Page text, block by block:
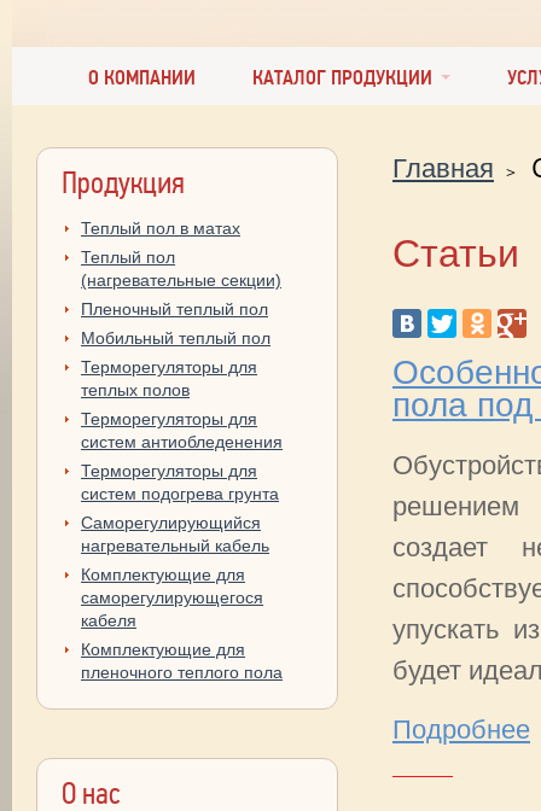
О КОМПАНИИ КАТАЛОГ ПРОДУКЦИИ
Продукция
Теплый пол в матах
Теплый пол
(нагревательные секции)
Пленочный теплый пол
Мобильный теплый пол
Терморегуляторы для
теплых полов
Терморегуляторы для
систем антиобледенения
Терморегуляторы для
систем подогрева грунта
Саморегулирующийся
нагревательный кабель
Комплектующие для
саморегулирующегося
кабеля
Комплектующие для
пленочного теплого пола
О нас
Главная
Статьи
пола под
решением
создает
упускать
будет
Подробнее